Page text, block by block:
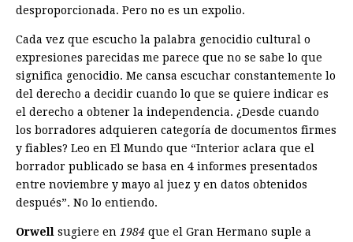
desproporcionada. Pero no es un expolio.
Cada vez que escucho la palabra genocidio cultural o
expresiones parecidas me parece que no se sabe lo que
significa genocidio. Me cansa escuchar constantemente lo
del derecho a decidir cuando lo que se quiere indicar es
el derecho a obtener la independencia. ¿Desde cuando
los borradores adquieren categoría de documentos firmes
y fiables? Leo en El Mundo que “Interior aclara que el
borrador publicado se basa en 4 informes presentados
entre noviembre y mayo al juez y en datos obtenidos
después”. No lo entiendo.
Orwell sugiere en 1984 que el Gran Hermano suple a